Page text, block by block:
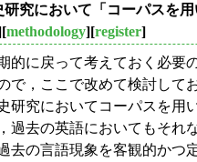
研究において「コーパスを
methodology][register]
的に戻って考えておく必要
で，ここで改めて検討して
研究においてコーパスを用
過去の英語においてもそれ
去の言語現象を客観的かつ